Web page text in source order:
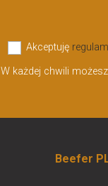
Akceptuję
W każdej chwili
Beefer